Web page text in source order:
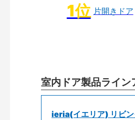
片開きドア
室内ドア製品ライン
ieria(イエリア) リビン